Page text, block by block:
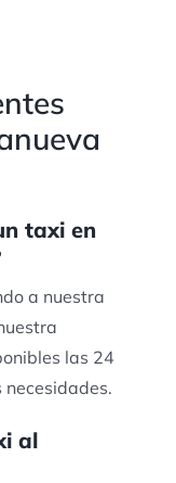
taxi en
a nuestra
las 24
al